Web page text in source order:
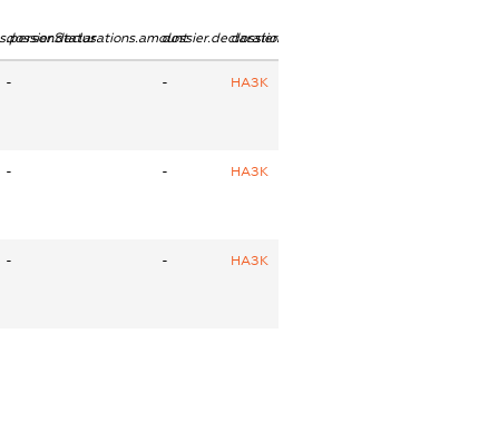
dossier.declarations.amountdossier.declarations.currency
dossier.declarations.source
- - НАЗК
- - НАЗК
- - НАЗК